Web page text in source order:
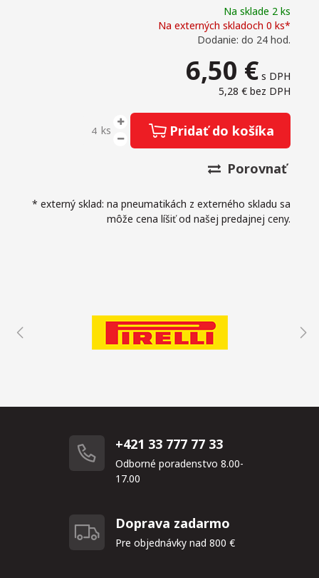
Na sklade 2 ks
Na externých skladoch 0 ks*
Dodanie: do 24 hod.
6,50 € s DPH
5,28 € bez DPH
ks Pridať do košíka
Porovnať
* externý sklad: na pneumatikách z externého skladu sa
môže cena líšiť od našej predajnej ceny.
+421 33 777 77 33
Odborné poradenstvo 8.00-
17.00
Doprava zadarmo
Pre objednávky nad 800 €